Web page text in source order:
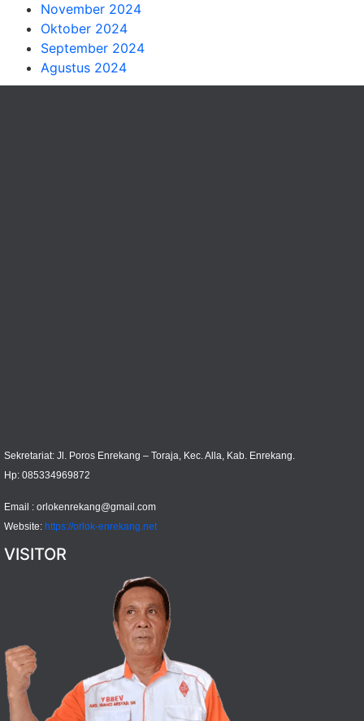
November 2024
Oktober 2024
September 2024
Agustus 2024
Sekretariat: Jl. Poros Enrekang – Toraja, Kec. Alla, Kab. Enrekang.
Hp: 085334969872
Email : orlokenrekang@gmail.com
Website: https://orlok-enrekang.net
VISITOR